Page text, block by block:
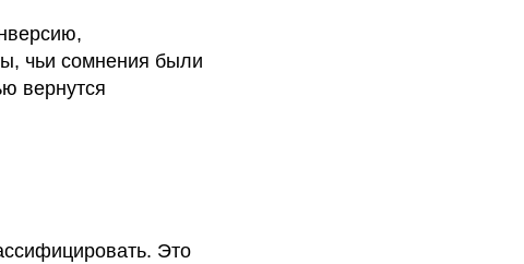
чьи сомнения были
вернутся
Это